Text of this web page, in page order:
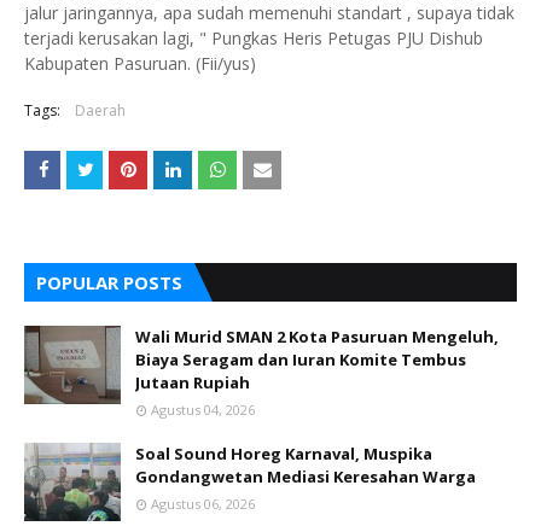
jalur jaringannya, apa sudah memenuhi standart , supaya tidak
terjadi kerusakan lagi, " Pungkas Heris Petugas PJU Dishub
Kabupaten Pasuruan. (Fii/yus)
Tags: Daerah
POPULAR POSTS
Wali Murid SMAN 2 Kota Pasuruan Mengeluh,
Biaya Seragam dan Iuran Komite Tembus
Jutaan Rupiah
Agustus 04, 2026
Soal Sound Horeg Karnaval, Muspika
Gondangwetan Mediasi Keresahan Warga
Agustus 06, 2026